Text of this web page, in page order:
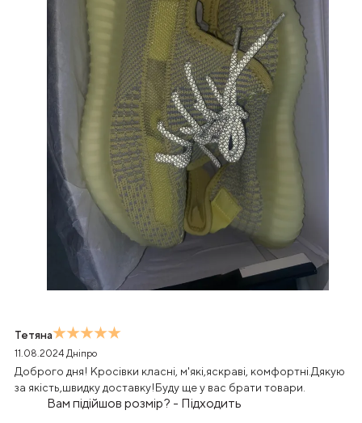
Тетяна
11.08.2024 Дніпро
Доброго дня! Кросівки класні, м'які,яскраві, комфортні.Дякую
за якість,швидку доставку!Буду ще у вас брати товари.
Вам підійшов розмір? - Підходить